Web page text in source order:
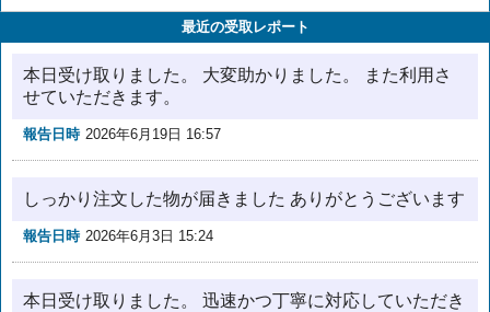
最近の受取レポート
本日受け取りました。 大変助かりました。 また利用さ
せていただきます。
報告日時 2026年6月19日 16:57
しっかり注文した物が届きました ありがとうございます
報告日時 2026年6月3日 15:24
本日受け取りました。 迅速かつ丁寧に対応していただき